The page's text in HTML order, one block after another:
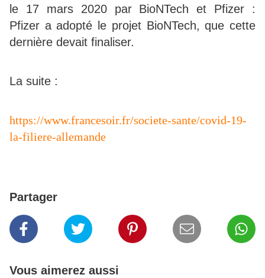
le 17 mars 2020 par BioNTech et Pfizer :
Pfizer a adopté le projet BioNTech, que cette
dernière devait finaliser.
La suite :
https://www.francesoir.fr/societe-sante/covid-19-
la-filiere-allemande
Partager
Vous aimerez aussi